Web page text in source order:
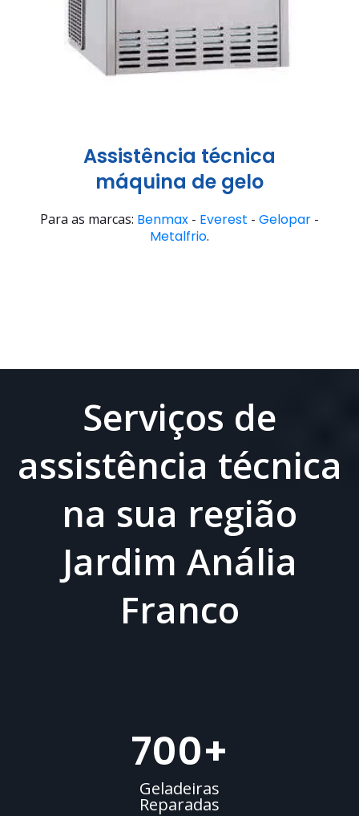
Assistência técnica
máquina de gelo
Para as marcas: Benmax - Everest - Gelopar -
Metalfrio.
Serviços de
assistência técnica
na sua região
Jardim Anália
Franco
700+
Geladeiras
Reparadas